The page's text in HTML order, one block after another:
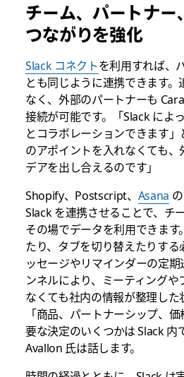
チーム、パートナー
つながりを強化
Slack コネクトを利用すれば、
とも同じように連携できます。
なく、外部のパートナーも
接続が可能です。「Slack によ
とコラボレーションできます
のアポイントを入れなくても、
デアを出し合えるのです」
Shopify、Postscript、 Asana
Slack を連携させることで、チ
その場でデータを利用できます
たり、タブを切り替えたりす
ッセージやリマインダーの定
ンネルにより、ミーティング
なくても社内の情報が整理した
「商品、パートナーシップ、
要な決定のいくつかは Slack 内
Avallon 氏は話します。